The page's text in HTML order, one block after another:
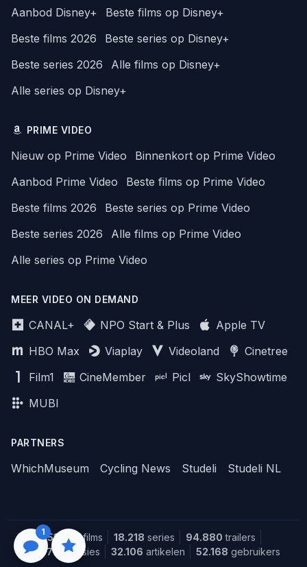
1
Aanbod Disney+
Beste films op Disney+
Beste films 2026
Beste series op Disney+
Beste series 2026
Alle films op Disney+
Alle series op Disney+
PRIME VIDEO
Nieuw op Prime Video
Binnenkort op Prime Video
Aanbod Prime Video
Beste films op Prime Video
Beste films 2026
Beste series op Prime Video
Beste series 2026
Alle films op Prime Video
Alle series op Prime Video
MEER VIDEO ON DEMAND
CANAL+ NPO Start & Plus
Apple TV
HBO Max
Viaplay Videoland
Cinetree
Film1
CineMember Picl
SkyShowtime
MUBI
PARTNERS
WhichMuseum Cycling News Studeli Studeli NL
151.654films 18.218 series 94.880 trailers
1.387recensies 32.106 artikelen 52.168 gebruikers